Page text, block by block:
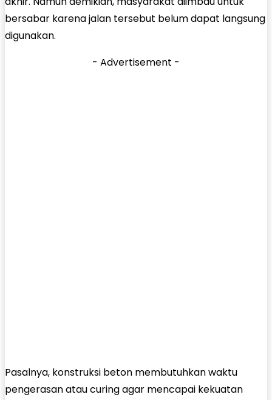
bersabar karena jalan tersebut belum dapat langsung
digunakan.
- Advertisement -
Pasalnya, konstruksi beton membutuhkan waktu
pengerasan atau curing agar mencapai kekuatan